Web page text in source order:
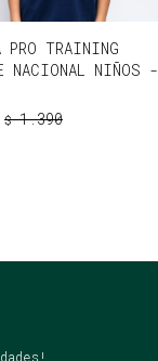
PRO TRAINING
NACIONAL NIÑOS -
$ 1.390